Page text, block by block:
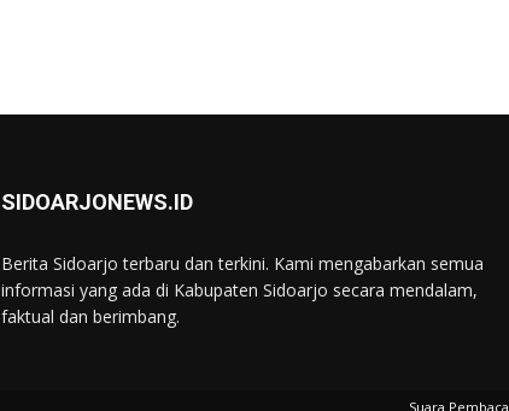
SIDOARJONEWS.ID
Berita Sidoarjo terbaru dan terkini. Kami mengabarkan semua
informasi yang ada di Kabupaten Sidoarjo secara mendalam,
faktual dan berimbang.
Suara Pembaca